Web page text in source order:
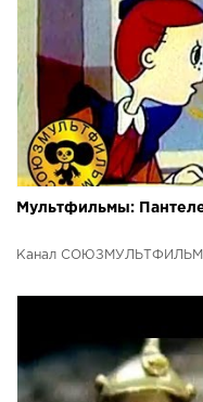
Мультфильмы:
Канал